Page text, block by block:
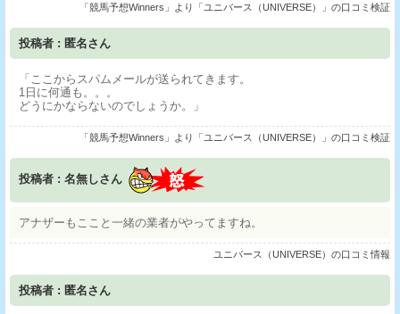
「競馬予想Winners」より「ユニバース（UNIVERSE）」の口コミ検証
投稿者 : 匿名さん
「ここからスパムメールが送られてきます。
1日に何通も。。。
どうにかならないのでしょうか。」
「競馬予想Winners」より「ユニバース（UNIVERSE）」の口コミ検証
投稿者 : 名無しさん
アナザーもここと一緒の業者がやってますね。
ユニバース（UNIVERSE）の口コミ情報
投稿者 : 匿名さん